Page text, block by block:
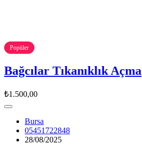
Popüler
Bağcılar Tıkanıklık Açma
₺1.500,00
Bursa
05451722848
28/08/2025